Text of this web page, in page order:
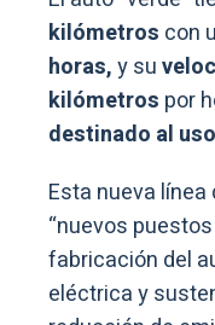
kilómetros con
horas,y su
kilómetros por
destinado al
Esta nueva
“nuevos
fabricación del
eléctrica y